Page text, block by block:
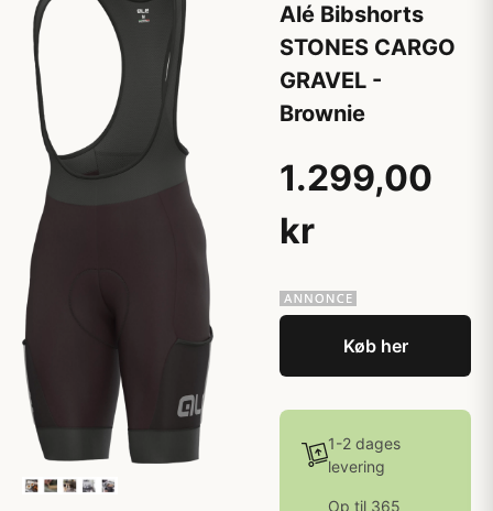
Alé Bibshorts
STONES CARGO
GRAVEL -
Brownie
1.299,00
kr
Køb her
1-2 dages
levering
Op til 365